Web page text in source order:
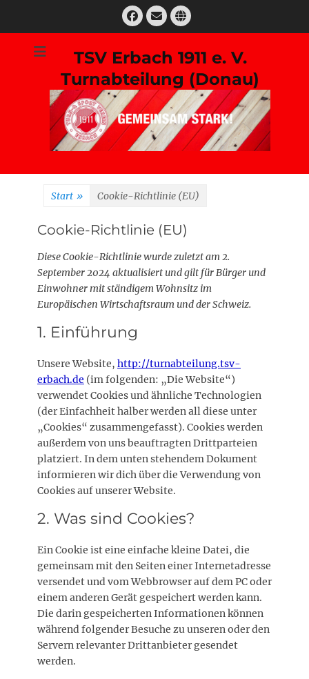
Facebook
E-
Mail
Website
TSV Erbach 1911 e. V.
Turnabteilung (Donau)
Start » Cookie-Richtlinie (EU)
Cookie-Richtlinie (EU)
Diese Cookie-Richtlinie wurde zuletzt am 2.
September 2024 aktualisiert und gilt für Bürger und
Einwohner mit ständigem Wohnsitz im
Europäischen Wirtschaftsraum und der Schweiz.
1. Einführung
Unsere Website, http://turnabteilung.tsv-
erbach.de (im folgenden: „Die Website“)
verwendet Cookies und ähnliche Technologien
(der Einfachheit halber werden all diese unter
„Cookies“ zusammengefasst). Cookies werden
außerdem von uns beauftragten Drittparteien
platziert. In dem unten stehendem Dokument
informieren wir dich über die Verwendung von
Cookies auf unserer Website.
2. Was sind Cookies?
Ein Cookie ist eine einfache kleine Datei, die
gemeinsam mit den Seiten einer Internetadresse
versendet und vom Webbrowser auf dem PC oder
einem anderen Gerät gespeichert werden kann.
Die darin gespeicherten Informationen können
während folgender Besuche zu unseren oder den
Servern relevanter Drittanbieter gesendet
werden.